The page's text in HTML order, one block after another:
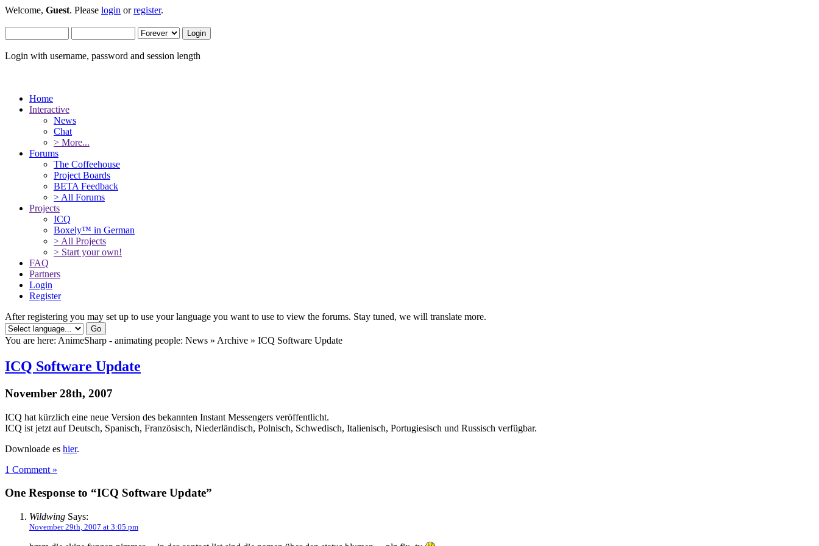
Welcome, Guest. Please login orregister.
Login with username, password and session length
Home
Interactive
News
Chat
> More...
Forums
The Coffeehouse
Project Boards
BETA Feedback
> All Forums
Projects
ICQ
Boxely™ in German
> All Projects
> Start your own!
FAQ
Partners
Login
Register
After registering you may set up to use your language you want to use to view the forums. Stay tuned, we will translate more.
You are here: AnimeSharp - animating people: News » Archive » ICQ Software Update
ICQ Software Update
November 28th, 2007
ICQ hat kürzlich eine neue Version des bekannten Instant Messengers veröffentlicht.
ICQ ist jetzt auf Deutsch, Spanisch, Französisch, Niederländisch, Polnisch, Schwedisch, Italienisch, Portugiesisch und Russisch verfügbar.
Downloade es hier.
1 Comment »
One Response to “ICQ Software Update”
Wildwing Says:
November 29th, 2007 at 3:05 pm